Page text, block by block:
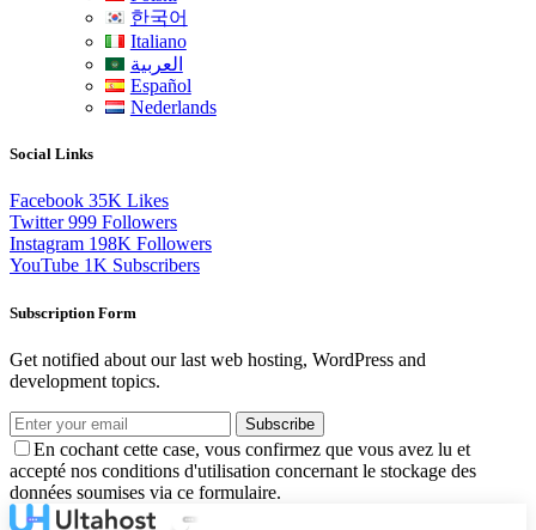
한국어
Italiano
العربية
Español
Nederlands
Social Links
Facebook 35K Likes
Twitter 999 Followers
Instagram 198K Followers
YouTube 1K Subscribers
Subscription Form
Get notified about our last web hosting, WordPress and
development topics.
Subscribe
En cochant cette case, vous confirmez que vous avez lu et
accepté nos conditions d'utilisation concernant le stockage des
données soumises via ce formulaire.